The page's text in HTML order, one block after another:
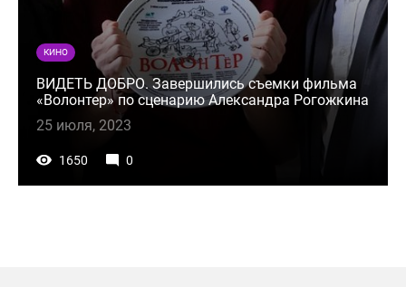
КИНО
ВИДЕТЬ ДОБРО. Завершились съемки фильма
«Волонтер» по сценарию Александра Рогожкина
25 июля, 2023
1650 0